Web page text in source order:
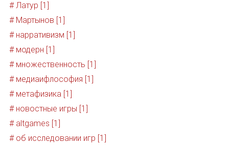
# Латур [1]
# Мартынов [1]
# нарративизм [1]
# модерн [1]
# множественность [1]
# медиаифлософия [1]
# метафизика [1]
# новостные игры [1]
# altgames [1]
# об исследовании игр [1]